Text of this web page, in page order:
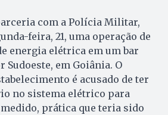
com a Polícia Militar,
feira, 21, uma operação de
energia elétrica em um bar
Sudoeste, em Goiânia. O
é acusado de ter
no sistema elétrico para
prática que teria sido